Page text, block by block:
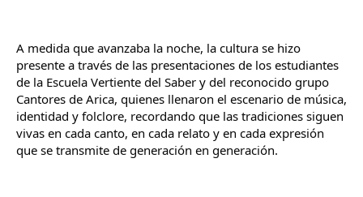
A medida que avanzaba la noche, la cultura se hizo
presente a través de las presentaciones de los estudiantes
de la Escuela Vertiente del Saber y del reconocido grupo
Cantores de Arica, quienes llenaron el escenario de música,
identidad y folclore, recordando que las tradiciones siguen
vivas en cada canto, en cada relato y en cada expresión
que se transmite de generación en generación.